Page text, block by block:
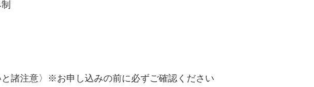
と諸注意〉※お申し込みの前に必ずご確認ください